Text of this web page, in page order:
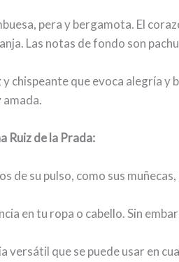
pera y bergamota. El
Las notas de fondo son
chispeante que evoca alegría
Ruiz de la Prada:
de su pulso, como sus
en tu ropa o cabello. Sin
versátil que se puede usar en